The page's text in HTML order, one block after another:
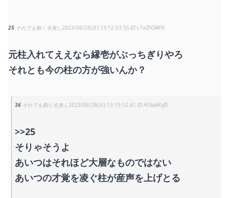
25 それでも動く名無し2023/06/26(月) 13:12:53.55 c7aZFOMP0
元柱入れてええなら縁壱がぶっちぎりやろ
それとも今の柱の方が強いんか？
36 それでも動く名無し2023/06/26(月) 13:15:52.61 H/XaAKsf0
>>25
そりゃそうよ
あいつはそれほど大層なものではない
あいつの才覚を凌ぐ柱が産声を上げとる